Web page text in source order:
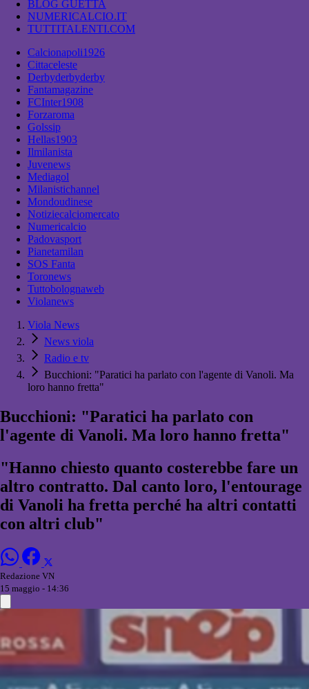
BLOG GUETTA
NUMERICALCIO.IT
TUTTITALENTI.COM
Calcionapoli1926
Cittaceleste
Derbyderbyderby
Fantamagazine
FCInter1908
Forzaroma
Golssip
Hellas1903
Ilmilanista
Juvenews
Mediagol
Milanistichannel
Mondoudinese
Notiziecalciomercato
Numericalcio
Padovasport
Pianetamilan
SOS Fanta
Toronews
Tuttobolognaweb
Violanews
Viola News
News viola
Radio e tv
Bucchioni: "Paratici ha parlato con l'agente di Vanoli. Ma
loro hanno fretta"
Bucchioni: "Paratici ha parlato con
l'agente di Vanoli. Ma loro hanno fretta"
"Hanno chiesto quanto costerebbe fare un
altro contratto. Dal canto loro, l'entourage
di Vanoli ha fretta perché ha altri contatti
con altri club"
Redazione VN
15 maggio - 14:36